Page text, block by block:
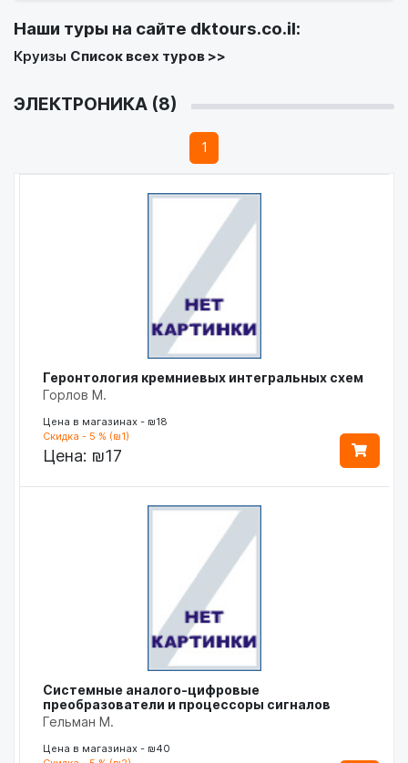
Наши туры на сайте dktours.co.il:
Круизы Список всех туров >>
ЭЛЕКТРОНИКА (8)
1
Геронтология кремниевых интегральных схем
Горлов М.
Цена в магазинах - ₪18
Скидка - 5 % (₪1)
Цена: ₪17
Системные аналого-цифровые
преобразователи и процессоры сигналов
Гельман М.
Цена в магазинах - ₪40